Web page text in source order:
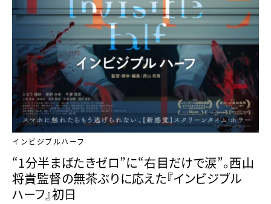
インビジブルハーフ
“1分半まばたきゼロ”に“右目だけで涙”。西山
将貴監督の無茶ぶりに応えた『インビジブル
ハーフ』初日